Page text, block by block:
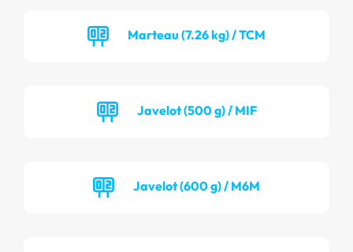
Marteau (7.26 kg) / TCM
Javelot (500 g) / MIF
Javelot (600 g) / M6M